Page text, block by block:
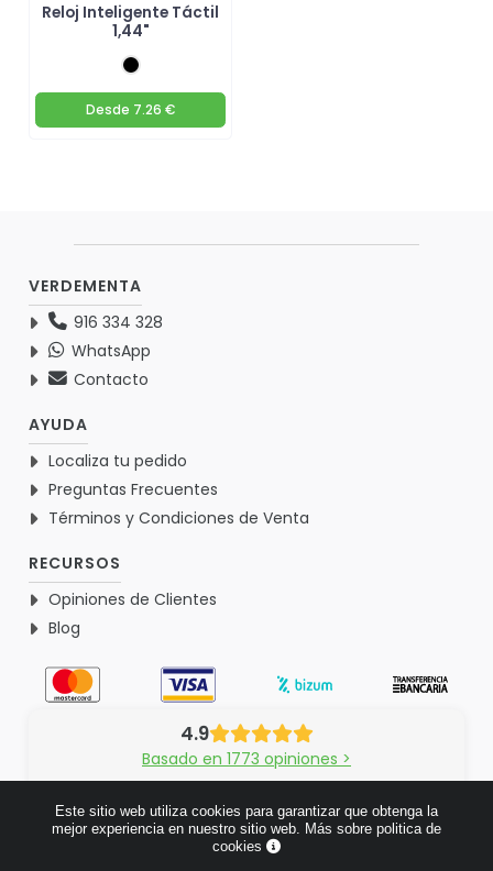
Reloj Inteligente Táctil
1,44"
Desde 7.26 €
VERDEMENTA
916 334 328
WhatsApp
Contacto
AYUDA
Localiza tu pedido
Preguntas Frecuentes
Términos y Condiciones de Venta
RECURSOS
Opiniones de Clientes
Blog
4.9
Basado en 1773 opiniones >
Este sitio web utiliza cookies para garantizar que obtenga la
mejor experiencia en nuestro sitio web. Más sobre politica de
cookies